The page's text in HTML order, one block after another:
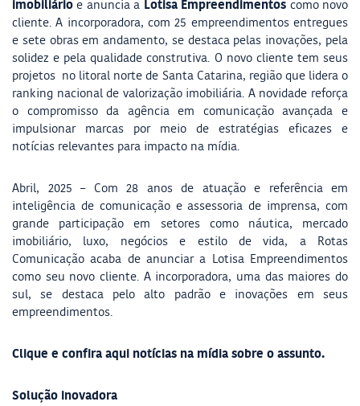
imobiliárioe anuncia a Lotisa Empreendimentos como novo
cliente. A incorporadora, com 25 empreendimentos entregues
e sete obras em andamento, se destaca pelas inovações, pela
solidez e pela qualidade construtiva. O novo cliente tem seus
projetos no litoral norte de Santa Catarina, região que lidera o
ranking nacional de valorização imobiliária. A novidade reforça
o compromisso da agência em comunicação avançada e
impulsionar marcas por meio de estratégias eficazes e
notícias relevantes para impacto na mídia.
Abril, 2025 – Com 28 anos de atuação e referência em
inteligência de comunicação e assessoria de imprensa, com
grande participação em setores como náutica, mercado
imobiliário, luxo, negócios e estilo de vida, a Rotas
Comunicação acaba de anunciar a Lotisa Empreendimentos
como seu novo cliente. A incorporadora, uma das maiores do
sul, se destaca pelo alto padrão e inovações em seus
empreendimentos.
Clique e confira aqui notícias na mídia sobre o assunto.
Solução inovadora